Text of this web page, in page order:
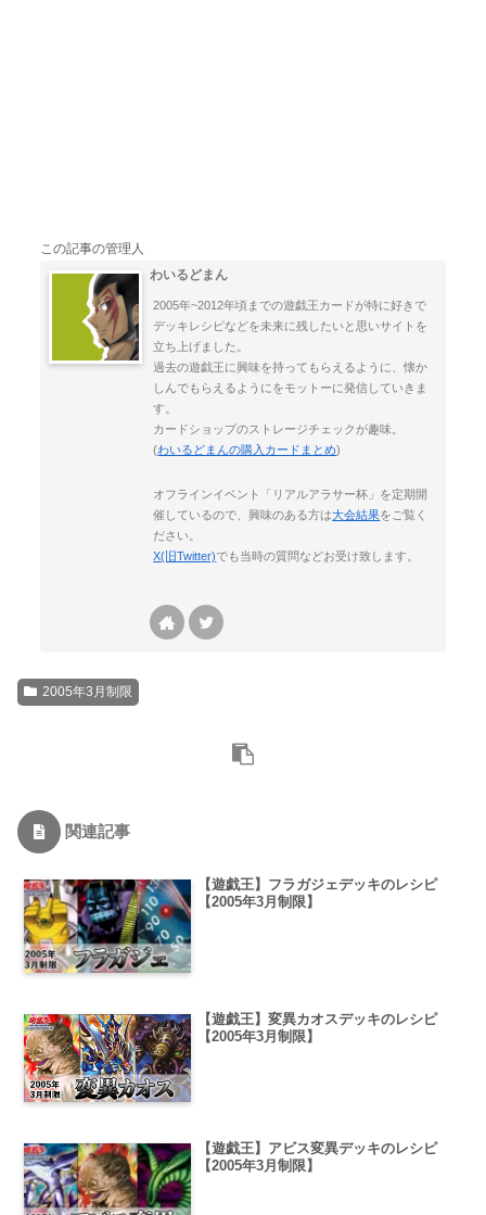
この記事の管理人
わいるどまん
2005年~2012年頃までの遊戯王カードが特に好きで
デッキレシピなどを未来に残したいと思いサイトを
立ち上げました。
過去の遊戯王に興味を持ってもらえるように、懐か
しんでもらえるようにをモットーに発信していきま
す。
カードショップのストレージチェックが趣味。
(わいるどまんの購入カードまとめ)
オフラインイベント「リアルアラサー杯」を定期開
催しているので、興味のある方は大会結果をご覧く
ださい。
X(旧Twitter)でも当時の質問などお受け致します。
2005年3月制限
関連記事
【遊戯王】フラガジェデッキのレシピ
【2005年3月制限】
【遊戯王】変異カオスデッキのレシピ
【2005年3月制限】
【遊戯王】アビス変異デッキのレシピ
【2005年3月制限】